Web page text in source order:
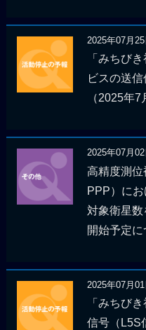
2025年07月25
「みちび
ビスの送
（2025年7
2025年07月02
高精度測
PPP）に
対象衛星
開始予定に
2025年07月01
「みちび
信号（L5S